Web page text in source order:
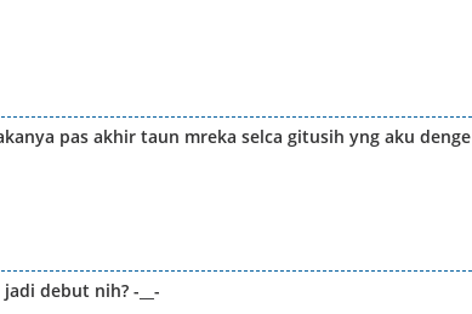
pas akhir taun mreka selca gitusih yng aku
debut nih? -__-